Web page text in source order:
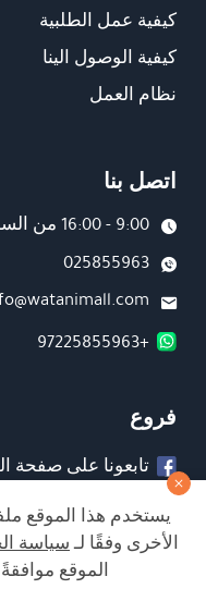
كيفية عمل الطلبية
كيفية الوصول الينا
نظام العمل
اتصل بنا
9:00 - 16:00 من السبت للخميس
025855963
+97225855963
فروع
تابعونا على صفحة
يستخدم هذا الموقع
الأخرى وفقًا لـسياسة
الموقع